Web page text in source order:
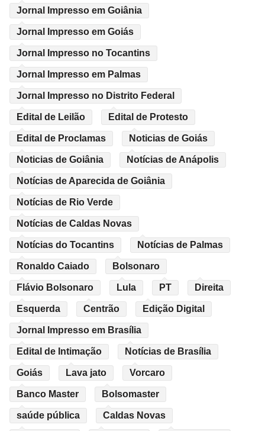
Jornal Impresso em Goiânia
Jornal Impresso em Goiás
Jornal Impresso no Tocantins
Jornal Impresso em Palmas
Jornal Impresso no Distrito Federal
Edital de Leilão Edital de Protesto
Edital de Proclamas Noticias de Goiás
Noticias de Goiânia Notícias de Anápolis
Notícias de Aparecida de Goiânia
Notícias de Rio Verde
Notícias de Caldas Novas
Notícias do Tocantins Notícias de Palmas
Ronaldo Caiado Bolsonaro
Flávio Bolsonaro Lula PT Direita
Esquerda Centrão Edição Digital
Jornal Impresso em Brasília
Edital de Intimação Notícias de Brasília
Goiás Lava jato Vorcaro
Banco Master Bolsomaster
saúde pública Caldas Novas